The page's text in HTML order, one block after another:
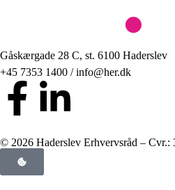
Gåskærgade 28 C, st. 6100 Haderslev
+45 7353 1400 / info@her.dk
© 2026 Haderslev Erhvervsråd – Cvr.: